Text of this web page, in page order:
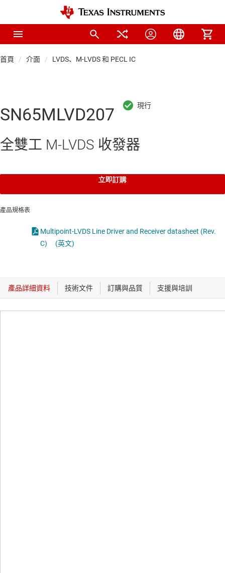
首頁 介面 LVDS、M-LVDS 和 PECL IC
SN65MLVD207
全雙工 M-LVDS 收發器
立即訂購
產品規格表
Multipoint-LVDS Line Driver and Receiver datasheet (Rev.
C)
(英文)